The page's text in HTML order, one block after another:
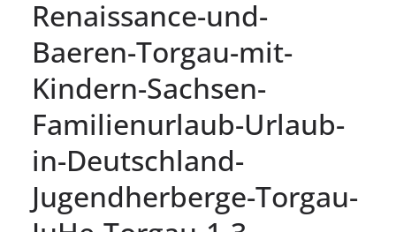
Renaissance-und-
Baeren-Torgau-mit-
Kindern-Sachsen-
Familienurlaub-Urlaub-
in-Deutschland-
Jugendherberge-Torgau-